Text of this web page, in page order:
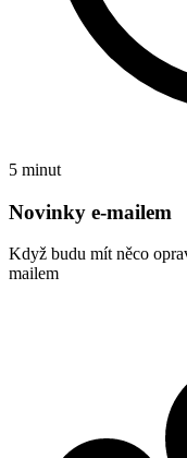
5 minut
Novinky e-mailem
Když budu mít něco
mailem